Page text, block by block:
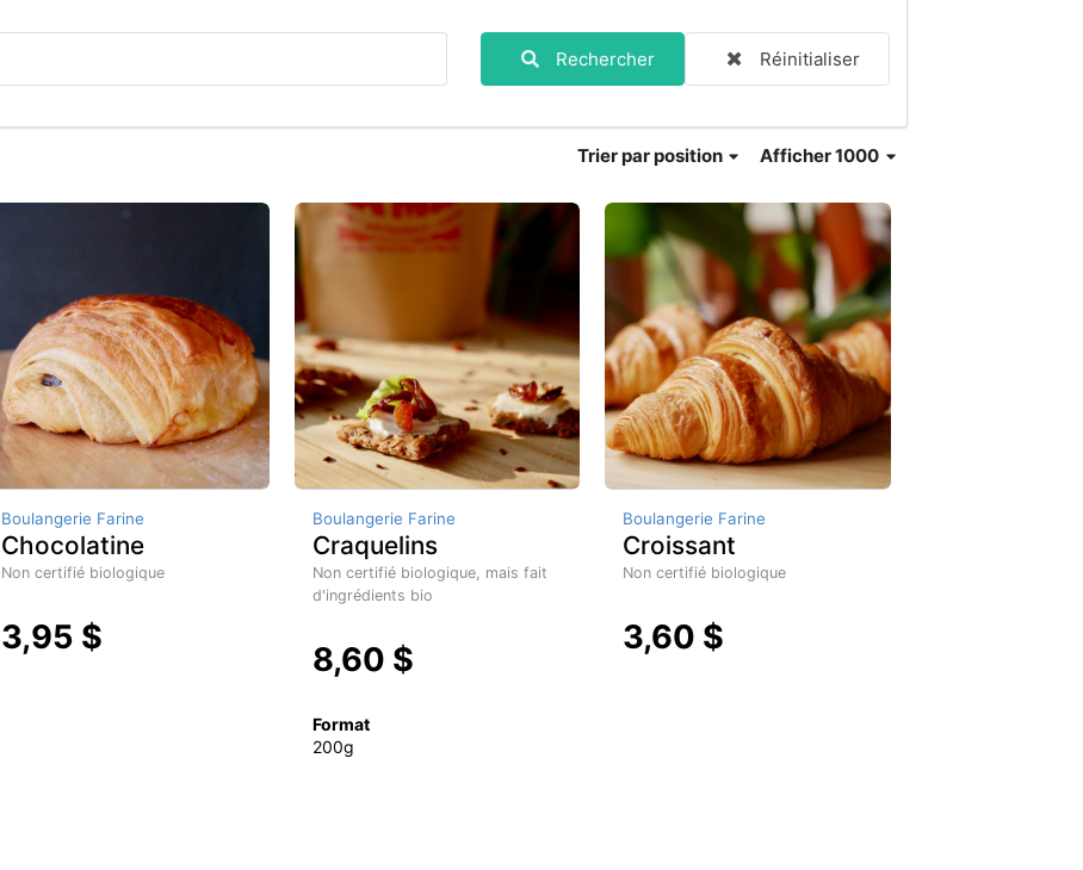
Rechercher Réinitialiser
Afficher 1000
Trierpar position
Boulangerie Farine
Chocolatine
Non certifié biologique
3,95 $
Boulangerie Farine
Craquelins
Non certifié biologique, mais fait
d'ingrédients bio
8,60 $
Format
200g
Boulangerie Farine
Croissant
Non certifié biologique
3,60 $